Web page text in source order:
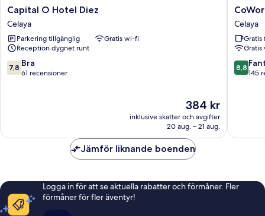
Capital
O
Hotel
Diez
Celaya
Capital O Hotel Diez
Celaya
Parkering tillgänglig
Gratis wi-fi
Reception dygnet runt
7.8
av
7,8 Bra
61 recensioner
Priset
är
384 kr
384 kr
inklusive skatter och avgifter
20 aug. – 21 aug.
CoWork
Hotel
Celaya
Celaya
Gratis
8.8
av
8,8
145
Jämför liknande boenden
Logga in för att se aktuella rabatter och förmåner. Fler
förmåner för fler äventyr!